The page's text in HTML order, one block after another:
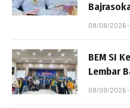
08/08/2026 -
BEM SI
Lembar
08/08/2026 -